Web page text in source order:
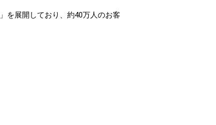
を展開しており、約40万人のお客